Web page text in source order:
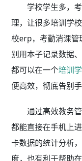
学校学生多，
理，让很多培训学
校erp，考勤消课管
别用本子记录数据
都可以在一个培训
便高效，彻底告别
通过高效教务
都能直接在手机上
卡数据的统计分析
度，也有利于帮助